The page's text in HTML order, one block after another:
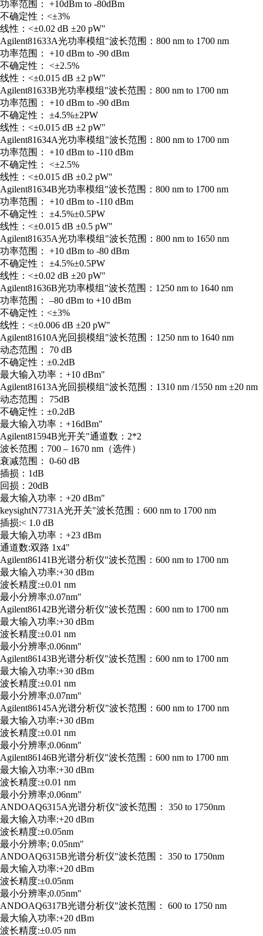
功率范围： +10dBm to -80dBm
不确定性：<±3%
线性：<±0.02 dB ±20 pW"
Agilent81633A光功率模组 "波长范围：800 nm to 1700 nm
功率范围： +10 dBm to -90 dBm
不确定性： <±2.5%
线性：<±0.015 dB ±2 pW"
Agilent81633B光功率模组 "波长范围：800 nm to 1700 nm
功率范围： +10 dBm to -90 dBm
不确定性： ±4.5%±2PW
线性：<±0.015 dB ±2 pW"
Agilent81634A光功率模组 "波长范围：800 nm to 1700 nm
功率范围： +10 dBm to -110 dBm
不确定性： <±2.5%
线性：<±0.015 dB ±0.2 pW"
Agilent81634B光功率模组 "波长范围：800 nm to 1700 nm
功率范围： +10 dBm to -110 dBm
不确定性： ±4.5%±0.5PW
线性：<±0.015 dB ±0.5 pW"
Agilent81635A光功率模组 "波长范围：800 nm to 1650 nm
功率范围： +10 dBm to -80 dBm
不确定性： ±4.5%±0.5PW
线性：<±0.02 dB ±20 pW"
Agilent81636B光功率模组 "波长范围：1250 nm to 1640 nm
功率范围： –80 dBm to +10 dBm
不确定性：<±3%
线性：<±0.006 dB ±20 pW"
Agilent81610A光回损模组 "波长范围：1250 nm to 1640 nm
动态范围： 70 dB
不确定性：±0.2dB
最大输入功率：+10 dBm"
Agilent81613A光回损模组 "波长范围：1310 nm /1550 nm ±20 nm
动态范围： 75dB
不确定性：±0.2dB
最大输入功率：+16dBm"
Agilent81594B光开关"通道数：2*2
波长范围：700 – 1670 nm（选件）
衰减范围： 0-60 dB
插损：1dB
回损：20dB
最大输入功率：+20 dBm"
keysightN7731A光开关"波长范围：600 nm to 1700 nm
插损:< 1.0 dB
最大输入功率：+23 dBm
通道数:双路 1x4"
Agilent86141B光谱分析仪"波长范围：600 nm to 1700 nm
最大输入功率:+30 dBm
波长精度:±0.01 nm
最小分辨率;0.07nm"
Agilent86142B光谱分析仪"波长范围：600 nm to 1700 nm
最大输入功率:+30 dBm
波长精度:±0.01 nm
最小分辨率;0.06nm"
Agilent86143B光谱分析仪"波长范围：600 nm to 1700 nm
最大输入功率:+30 dBm
波长精度:±0.01 nm
最小分辨率;0.07nm"
Agilent86145A光谱分析仪"波长范围：600 nm to 1700 nm
最大输入功率:+30 dBm
波长精度:±0.01 nm
最小分辨率;0.06nm"
Agilent86146B光谱分析仪"波长范围：600 nm to 1700 nm
最大输入功率:+30 dBm
波长精度:±0.01 nm
最小分辨率;0.06nm"
ANDOAQ6315A光谱分析仪"波长范围： 350 to 1750nm
最大输入功率:+20 dBm
波长精度:±0.05nm
最小分辨率; 0.05nm"
ANDOAQ6315B光谱分析仪"波长范围： 350 to 1750nm
最大输入功率:+20 dBm
波长精度:±0.05nm
最小分辨率;0.05nm"
ANDOAQ6317B光谱分析仪"波长范围： 600 to 1750 nm
最大输入功率:+20 dBm
波长精度:±0.05 nm